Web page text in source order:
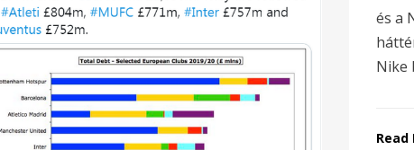
és a
Nike
Read